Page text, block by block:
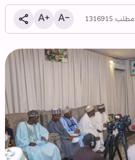
1316915